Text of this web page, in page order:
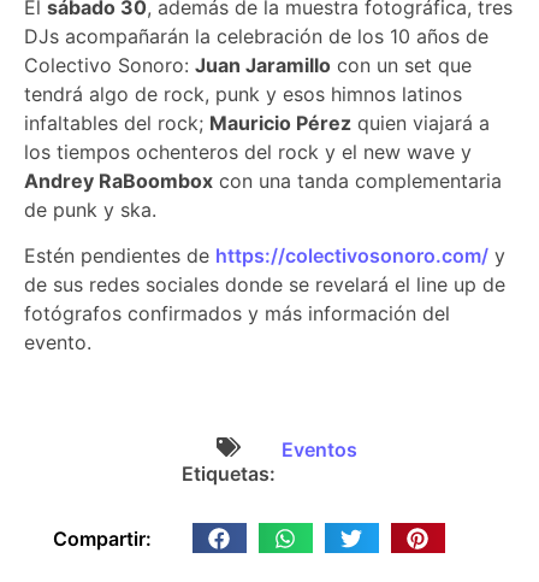
El sábado 30, además de la muestra fotográfica, tres
DJs acompañarán la celebración de los 10 años de
Colectivo Sonoro: Juan Jaramillo con un set que
tendrá algo de rock, punk y esos himnos latinos
infaltables del rock; Mauricio Pérez quien viajará a
los tiempos ochenteros del rock y el new wave y
Andrey RaBoombox con una tanda complementaria
de punk y ska.
Estén pendientes de https://colectivosonoro.com/ y
de sus redes sociales donde se revelará el line up de
fotógrafos confirmados y más información del
evento.
Etiquetas:
Eventos
Compartir: